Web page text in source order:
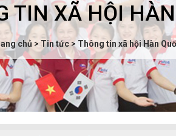
TIN XÃ HỘI
chủ > Tin tức > Thông tin xã hội Hàn